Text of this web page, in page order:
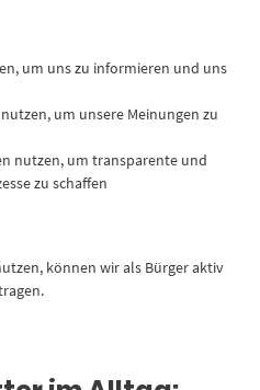
um uns zu informieren und uns
um unsere Meinungen zu
nutzen, um transparente und
zu schaffen
können wir als Bürger aktiv